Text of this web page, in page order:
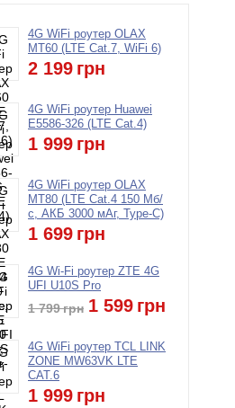
4G WiFi роутер OLAX
MT60 (LTE Cat.7, WiFi 6)
2 199 грн
4G WiFi роутер Huawei
E5586-326 (LTE Cat.4)
1 999 грн
4G WiFi роутер OLAX
MT80 (LTE Cat.4 150 Мб/
с, АКБ 3000 мАг, Type-C)
1 699 грн
4G Wi-Fi роутер ZTE 4G
UFI U10S Pro
1 799грн 1 599 грн
4G WiFi роутер TCL LINK
ZONE MW63VK LTE
CAT.6
1 999 грн